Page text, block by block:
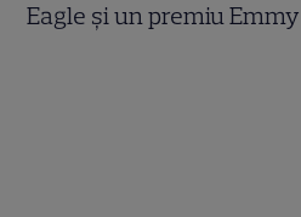
Eagle și un premiu